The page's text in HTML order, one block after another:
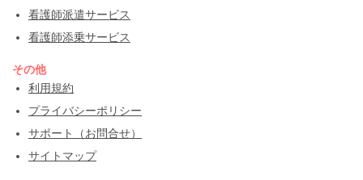
看護師派遣サービス
看護師添乗サービス
その他
利用規約
プライバシーポリシー
サポート（お問合せ）
サイトマップ